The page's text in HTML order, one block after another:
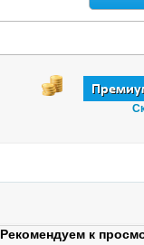
Рекомендуем к